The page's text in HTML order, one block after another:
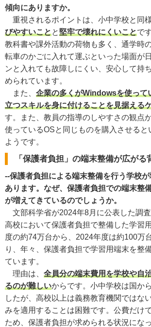
傾向にありますか。
重視されるポイントは、小中学校と同
びやすいことと堅牢で壊れにくいことで
教科書や課外活動の荷物も多く、通学時
転車のかごに入れて運ぶといった場面が
ンと入れても故障しにくい、安心して持
められています。
また、 企業の多くがWindowsを使って
立つスキルを身に付けることを見据える
す。また、教員の指導のしやすさの観点
使っているOSと同じものを購入させると
ようです。
「保護者負担」の端末整備が広がる
--保護者負担による端末整備を行う学校
あります。なぜ、保護者負担での端末整
が増えてきているのでしょうか。
文部科学省が2024年8月に公表した調
高校において保護者負担で整備した学習
度の約74万台から、2024年度は約100万
り、年々、保護者負担で学習用端末を整
ています。
理由は、 全員分の端末費用を学校や自
るのが難しいからです。小中学校は国か
したが、高校以上は義務教育機関ではな
みを適用することは困難です。公費だけ
ため、保護者負担が求められる状況にな